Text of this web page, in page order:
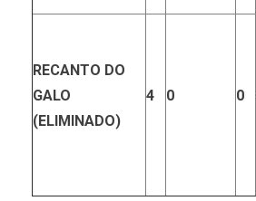
RECANTO DO
GALO
(ELIMINADO)
4 0 0